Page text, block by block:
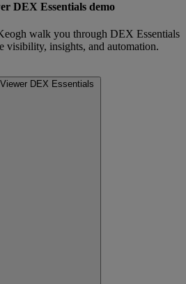
DEX Essentials demo
walk you through DEX Essentials
visibility, insights, and automation.
DEX Essentials